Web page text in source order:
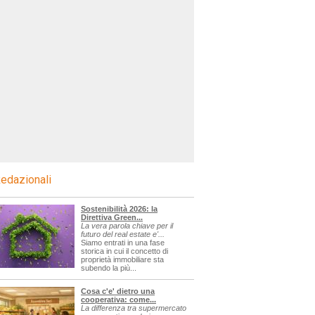
Sostenibilità 2026: la
Direttiva Green...
La vera parola chiave per il
futuro del real estate e'...
Siamo entrati in una fase
storica in cui il concetto di
proprietà immobiliare sta
subendo la più...
Cosa c'e' dietro una
cooperativa: come...
La differenza tra supermercato